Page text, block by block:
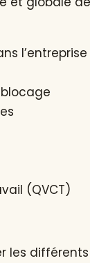
l’entreprise
(QVCT)